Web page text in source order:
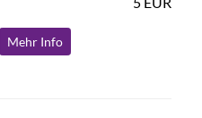
Mehr Info